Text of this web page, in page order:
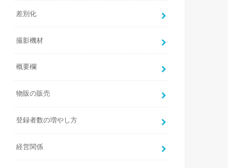
差別化
撮影機材
概要欄
物販の販売
登録者数の増やし方
経営関係